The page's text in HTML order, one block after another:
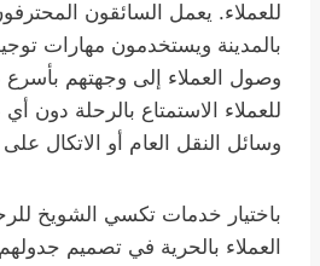
للعملاء. يعمل السائقون
بالمدينة ويستخدمون مهارات
وصول العملاء إلى وجهتهم
للعملاء الاستمتاع بالرحلة دون
وسائل النقل العام أو الاتكال
باختيار خدمات تكسي الشويخ
العملاء بالحرية في تصميم